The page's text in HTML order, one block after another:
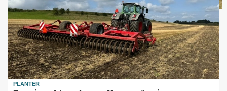
PLANTER